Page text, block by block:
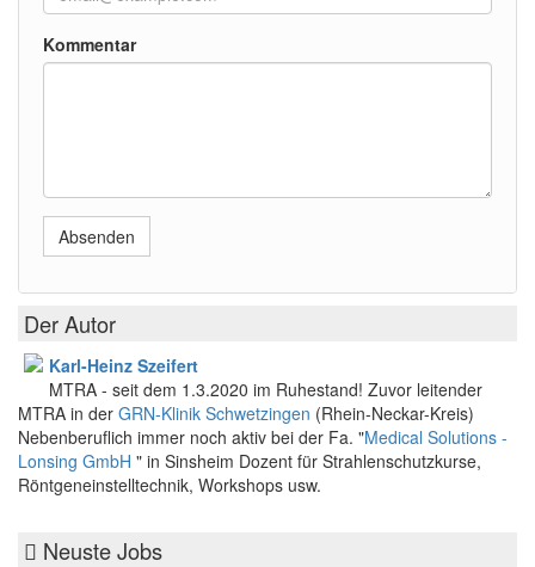
Kommentar
Absenden
Der Autor
Karl-Heinz Szeifert
MTRA - seit dem 1.3.2020 im Ruhestand! Zuvor leitender
MTRA in der GRN-Klinik Schwetzingen (Rhein-Neckar-Kreis)
Nebenberuflich immer noch aktiv bei der Fa. "Medical Solutions -
Lonsing GmbH " in Sinsheim Dozent für Strahlenschutzkurse,
Röntgeneinstelltechnik, Workshops usw.
Neuste Jobs